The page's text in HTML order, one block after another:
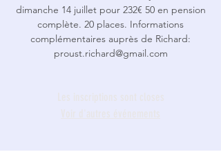
dimanche 14 juillet pour 232€ 50 en pension
complète. 20 places. Informations
complémentaires auprès de Richard:
proust.richard@gmail.com